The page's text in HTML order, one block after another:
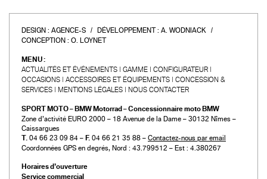
DESIGN : AGENCE-S DÉVELOPPEMENT : A. WODNIACK
CONCEPTION : O. LOYNET
MENU :
ACTUALITÉS ET ÉVÉNEMENTS GAMME
CONFIGURATEUR
OCCASIONS
ACCESSOIRES ET ÉQUIPEMENTS
CONCESSION &
SERVICES
MENTIONS LÉGALES NOUS CONTACTER
SPORT MOTO – BMW Motorrad – Concessionnaire moto BMW
Zone d’activité EURO 2000 – 18 Avenue de la Dame – 30132 Nîmes –
Caissargues
T. 04 66 23 09 84 – F. 04 66 21 35 88 – Contactez-nous par email
Coordonnées GPS en degrés, Nord : 43.799512 – Est : 4.380267
Horaires d’ouverture
Service commercial